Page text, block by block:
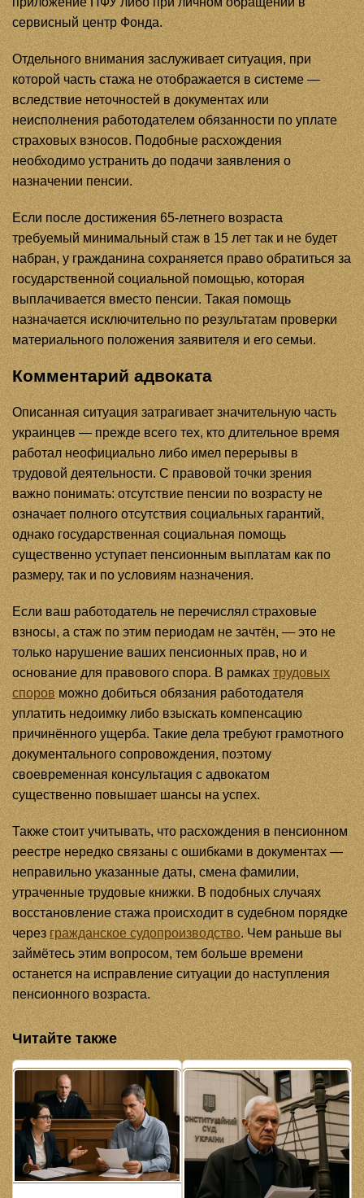
сервисный центр Фонда.
Отдельного внимания заслуживает ситуация, при
которой часть стажа не отображается в системе —
вследствие неточностей в документах или
неисполнения работодателем обязанности по уплате
страховых взносов. Подобные расхождения
необходимо устранить до подачи заявления о
назначении пенсии.
Если после достижения 65-летнего возраста
требуемый минимальный стаж в 15 лет так и не будет
набран, у гражданина сохраняется право обратиться за
государственной социальной помощью, которая
выплачивается вместо пенсии. Такая помощь
назначается исключительно по результатам проверки
материального положения заявителя и его семьи.
Комментарий адвоката
Описанная ситуация затрагивает значительную часть
украинцев — прежде всего тех, кто длительное время
работал неофициально либо имел перерывы в
трудовой деятельности. С правовой точки зрения
важно понимать: отсутствие пенсии по возрасту не
означает полного отсутствия социальных гарантий,
однако государственная социальная помощь
существенно уступает пенсионным выплатам как по
размеру, так и по условиям назначения.
Если ваш работодатель не перечислял страховые
взносы, а стаж по этим периодам не зачтён, — это не
только нарушение ваших пенсионных прав, но и
основание для правового спора. В рамкахтрудовых
споров можно добиться обязания работодателя
уплатить недоимку либо взыскать компенсацию
причинённого ущерба. Такие дела требуют грамотного
документального сопровождения, поэтому
своевременная консультация с адвокатом
существенно повышает шансы на успех.
Также стоит учитывать, что расхождения в пенсионном
реестре нередко связаны с ошибками в документах —
неправильно указанные даты, смена фамилии,
утраченные трудовые книжки. В подобных случаях
восстановление стажа происходит в судебном порядке
через гражданское судопроизводство. Чем раньше вы
займётесь этим вопросом, тем больше времени
останется на исправление ситуации до наступления
пенсионного возраста.
Читайте также